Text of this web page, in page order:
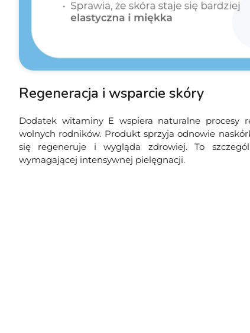
Regeneracja i wsparcie skóry
Dodatek witaminy E wspiera naturalne procesy
wolnych rodników. Produkt sprzyja odnowie
się regeneruje i wygląda zdrowiej. To
wymagającej intensywnej pielęgnacji.